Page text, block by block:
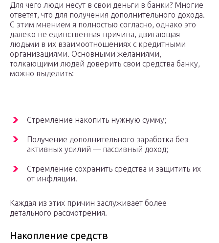
Для чего люди несут в свои деньги в банки? Многие
ответят, что для получения дополнительного дохода.
С этим мнением я полностью согласно, однако это
далеко не единственная причина, двигающая
людьми в их взаимоотношениях с кредитными
организациями. Основными желаниями,
толкающими людей доверить свои средства банку,
можно выделить:
Стремление накопить нужную сумму;
Получение дополнительного заработка без
активных усилий — пассивный доход;
Стремление сохранить средства и защитить их
от инфляции.
Каждая из этих причин заслуживает более
детального рассмотрения.
Накопление средств